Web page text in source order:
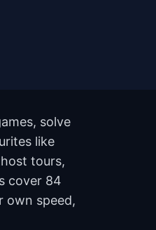
solve
like
tours,
cover 84
own speed,